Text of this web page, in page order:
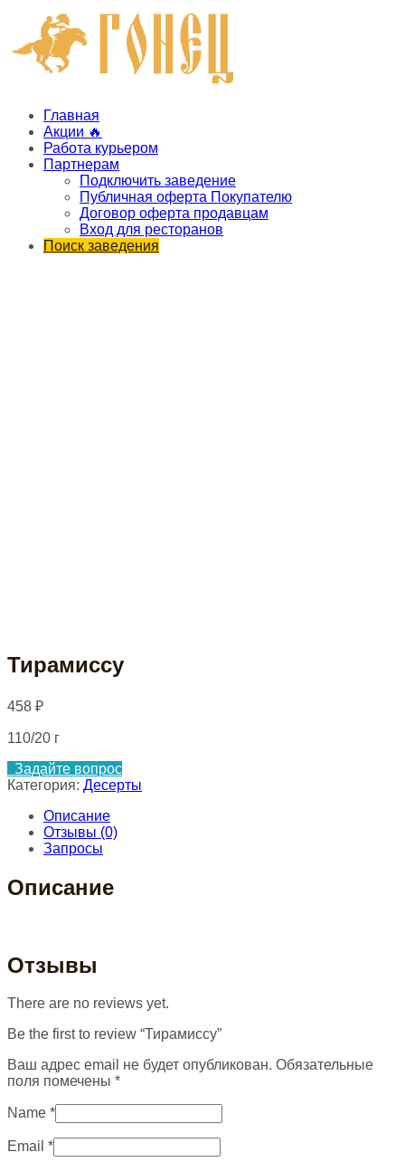
Главная
Акции 🔥
Работа курьером
Партнерам
Подключить заведение
Публичная оферта Покупателю
Договор оферта продавцам
Вход для ресторанов
Поиск заведения
Тирамиссу
458 ₽
110/20 г
Задайте вопрос
Категория: Десерты
Описание
Отзывы (0)
Запросы
Описание
Отзывы
There are no reviews yet.
Be the first to review “Тирамиссу”
Ваш адрес email не будет опубликован. Обязательные
поля помечены *
Name *
Email *